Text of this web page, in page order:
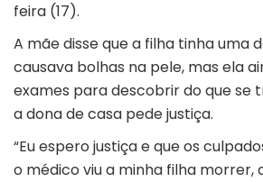
feira (17).
A mãe disse que a filha tinha uma
causava bolhas na pele, mas ela
exames para descobrir do que se
a dona de casa pede justiça.
“Eu espero justiça e que os
o médico viu a minha filha morrer,